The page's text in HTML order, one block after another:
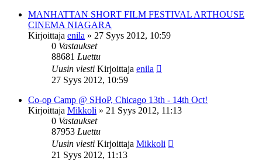
MANHATTAN SHORT FILM FESTIVAL ARTHOUSE
CINEMA NIAGARA
Kirjoittaja enila » 27 Syys 2012, 10:59
0 Vastaukset
88681 Luettu
Uusin viesti Kirjoittaja enila
27 Syys 2012, 10:59
Co-op Camp @ SHoP, Chicago 13th - 14th Oct!
Kirjoittaja Mikkoli » 21 Syys 2012, 11:13
0 Vastaukset
87953 Luettu
Uusin viesti Kirjoittaja Mikkoli
21 Syys 2012, 11:13